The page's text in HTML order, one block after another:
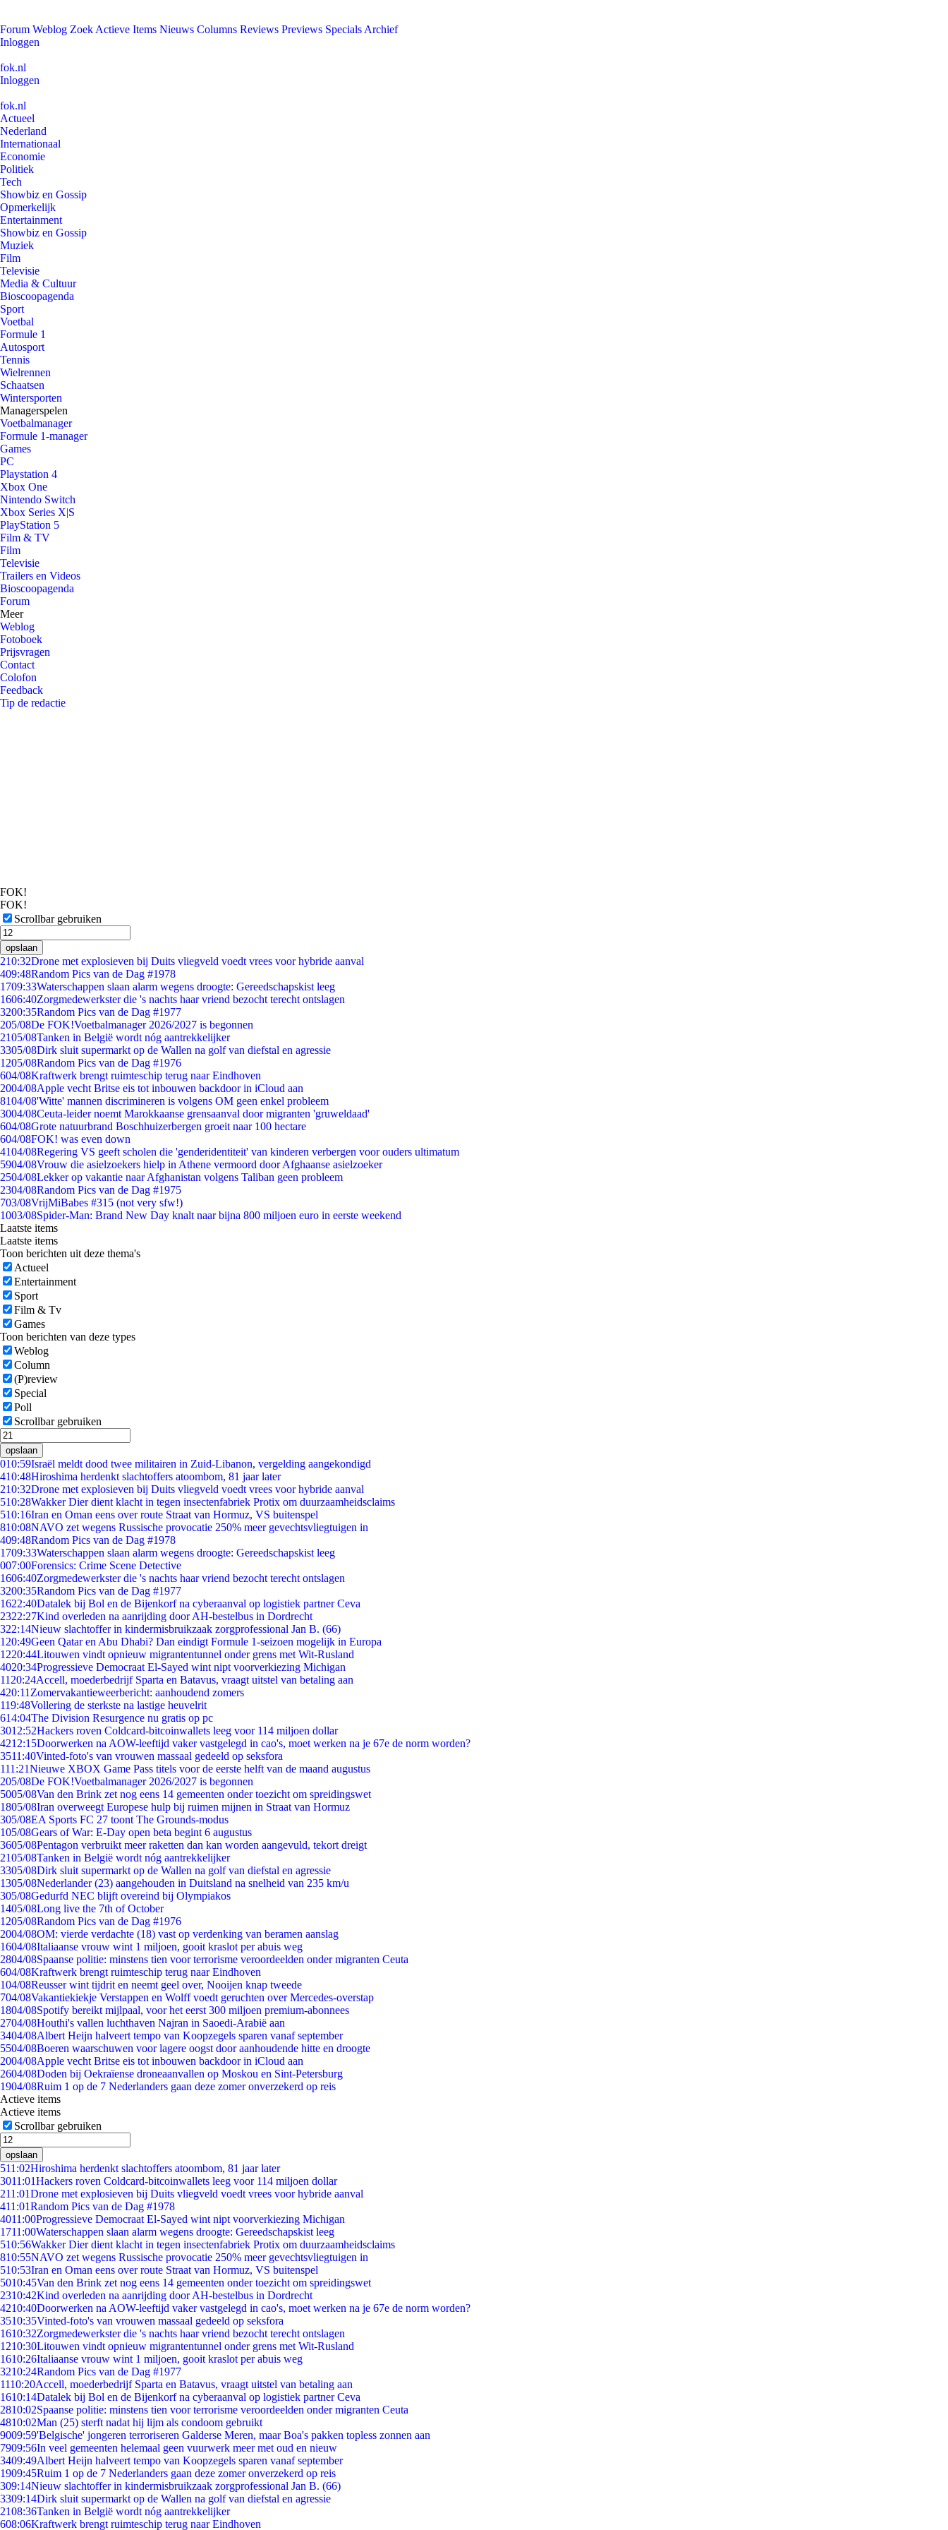
Forum Weblog Zoek Actieve Items Nieuws Columns Reviews Previews Specials Archief
Inloggen
fok.nl
Inloggen
fok.nl
Actueel
Nederland
Internationaal
Economie
Politiek
Tech
Showbiz en Gossip
Opmerkelijk
Entertainment
Showbiz en Gossip
Muziek
Film
Televisie
Media & Cultuur
Bioscoopagenda
Sport
Voetbal
Formule 1
Autosport
Tennis
Wielrennen
Schaatsen
Wintersporten
Managerspelen
Voetbalmanager
Formule 1-manager
Games
PC
Playstation 4
Xbox One
Nintendo Switch
Xbox Series X|S
PlayStation 5
Film & TV
Film
Televisie
Trailers en Videos
Bioscoopagenda
Forum
Meer
Weblog
Fotoboek
Prijsvragen
Contact
Colofon
Feedback
Tip de redactie
FOK!
FOK!
Scrollbar gebruiken
opslaan
210:32Drone met explosieven bij Duits vliegveld voedt vrees voor hybride aanval
409:48Random Pics van de Dag #1978
1709:33Waterschappen slaan alarm wegens droogte: Gereedschapskist leeg
1606:40Zorgmedewerkster die 's nachts haar vriend bezocht terecht ontslagen
3200:35Random Pics van de Dag #1977
205/08De FOK!Voetbalmanager 2026/2027 is begonnen
2105/08Tanken in België wordt nóg aantrekkelijker
3305/08Dirk sluit supermarkt op de Wallen na golf van diefstal en agressie
1205/08Random Pics van de Dag #1976
604/08Kraftwerk brengt ruimteschip terug naar Eindhoven
2004/08Apple vecht Britse eis tot inbouwen backdoor in iCloud aan
8104/08'Witte' mannen discrimineren is volgens OM geen enkel probleem
3004/08Ceuta-leider noemt Marokkaanse grensaanval door migranten 'gruweldaad'
604/08Grote natuurbrand Boschhuizerbergen groeit naar 100 hectare
604/08FOK! was even down
4104/08Regering VS geeft scholen die 'genderidentiteit' van kinderen verbergen voor ouders ultimatum
5904/08Vrouw die asielzoekers hielp in Athene vermoord door Afghaanse asielzoeker
2504/08Lekker op vakantie naar Afghanistan volgens Taliban geen probleem
2304/08Random Pics van de Dag #1975
703/08VrijMiBabes #315 (not very sfw!)
1003/08Spider-Man: Brand New Day knalt naar bijna 800 miljoen euro in eerste weekend
Laatste items
Laatste items
Toon berichten uit deze thema's
Actueel
Entertainment
Sport
Film & Tv
Games
Toon berichten van deze types
Weblog
Column
(P)review
Special
Poll
Scrollbar gebruiken
opslaan
010:59Israël meldt dood twee militairen in Zuid-Libanon, vergelding aangekondigd
410:48Hiroshima herdenkt slachtoffers atoombom, 81 jaar later
210:32Drone met explosieven bij Duits vliegveld voedt vrees voor hybride aanval
510:28Wakker Dier dient klacht in tegen insectenfabriek Protix om duurzaamheidsclaims
510:16Iran en Oman eens over route Straat van Hormuz, VS buitenspel
810:08NAVO zet wegens Russische provocatie 250% meer gevechtsvliegtuigen in
409:48Random Pics van de Dag #1978
1709:33Waterschappen slaan alarm wegens droogte: Gereedschapskist leeg
007:00Forensics: Crime Scene Detective
1606:40Zorgmedewerkster die 's nachts haar vriend bezocht terecht ontslagen
3200:35Random Pics van de Dag #1977
1622:40Datalek bij Bol en de Bijenkorf na cyberaanval op logistiek partner Ceva
2322:27Kind overleden na aanrijding door AH-bestelbus in Dordrecht
322:14Nieuw slachtoffer in kindermisbruikzaak zorgprofessional Jan B. (66)
1 20:49Geen Qatar en Abu Dhabi? Dan eindigt Formule 1-seizoen mogelijk in Europa
1220:44Litouwen vindt opnieuw migrantentunnel onder grens met Wit-Rusland
4020:34Progressieve Democraat El-Sayed wint nipt voorverkiezing Michigan
11 20:24Accell, moederbedrijf Sparta en Batavus, vraagt uitstel van betaling aan
420:11 Zomervakantieweerbericht: aanhoudend zomers
119:48Vollering de sterkste na lastige heuvelrit
614:04The Division Resurgence nu gratis op pc
3012:52Hackers roven Coldcard-bitcoinwallets leeg voor 114 miljoen dollar
4212:15Doorwerken na AOW-leeftijd vaker vastgelegd in cao's, moet werken na je 67e de norm worden?
3511:40Vinted-foto's van vrouwen massaal gedeeld op seksfora
111:21Nieuwe XBOX Game Pass titels voor de eerste helft van de maand augustus
205/08De FOK!Voetbalmanager 2026/2027 is begonnen
5005/08Van den Brink zet nog eens 14 gemeenten onder toezicht om spreidingswet
1805/08Iran overweegt Europese hulp bij ruimen mijnen in Straat van Hormuz
305/08EA Sports FC 27 toont The Grounds-modus
105/08Gears of War: E-Day open beta begint 6 augustus
3605/08Pentagon verbruikt meer raketten dan kan worden aangevuld, tekort dreigt
2105/08Tanken in België wordt nóg aantrekkelijker
3305/08Dirk sluit supermarkt op de Wallen na golf van diefstal en agressie
1305/08Nederlander (23) aangehouden in Duitsland na snelheid van 235 km/u
305/08Gedurfd NEC blijft overeind bij Olympiakos
1405/08Long live the 7th of October
1205/08Random Pics van de Dag #1976
2004/08OM: vierde verdachte (18) vast op verdenking van beramen aanslag
1604/08Italiaanse vrouw wint 1 miljoen, gooit kraslot per abuis weg
2804/08Spaanse politie: minstens tien voor terrorisme veroordeelden onder migranten Ceuta
604/08Kraftwerk brengt ruimteschip terug naar Eindhoven
104/08Reusser wint tijdrit en neemt geel over, Nooijen knap tweede
704/08Vakantiekiekje Verstappen en Wolff voedt geruchten over Mercedes-overstap
1804/08Spotify bereikt mijlpaal, voor het eerst 300 miljoen premium-abonnees
2704/08Houthi's vallen luchthaven Najran in Saoedi-Arabië aan
3404/08Albert Heijn halveert tempo van Koopzegels sparen vanaf september
5504/08Boeren waarschuwen voor lagere oogst door aanhoudende hitte en droogte
2004/08Apple vecht Britse eis tot inbouwen backdoor in iCloud aan
2604/08Doden bij Oekraïense droneaanvallen op Moskou en Sint-Petersburg
1904/08Ruim 1 op de 7 Nederlanders gaan deze zomer onverzekerd op reis
Actieve items
Actieve items
Scrollbar gebruiken
opslaan
511:02Hiroshima herdenkt slachtoffers atoombom, 81 jaar later
3011:01Hackers roven Coldcard-bitcoinwallets leeg voor 114 miljoen dollar
211:01Drone met explosieven bij Duits vliegveld voedt vrees voor hybride aanval
411:01Random Pics van de Dag #1978
4011:00Progressieve Democraat El-Sayed wint nipt voorverkiezing Michigan
1711:00Waterschappen slaan alarm wegens droogte: Gereedschapskist leeg
510:56Wakker Dier dient klacht in tegen insectenfabriek Protix om duurzaamheidsclaims
810:55NAVO zet wegens Russische provocatie 250% meer gevechtsvliegtuigen in
510:53Iran en Oman eens over route Straat van Hormuz, VS buitenspel
5010:45Van den Brink zet nog eens 14 gemeenten onder toezicht om spreidingswet
2310:42Kind overleden na aanrijding door AH-bestelbus in Dordrecht
4210:40Doorwerken na AOW-leeftijd vaker vastgelegd in cao's, moet werken na je 67e de norm worden?
3510:35Vinted-foto's van vrouwen massaal gedeeld op seksfora
1610:32Zorgmedewerkster die 's nachts haar vriend bezocht terecht ontslagen
1210:30Litouwen vindt opnieuw migrantentunnel onder grens met Wit-Rusland
1610:26Italiaanse vrouw wint 1 miljoen, gooit kraslot per abuis weg
3210:24Random Pics van de Dag #1977
1110:20Accell, moederbedrijf Sparta en Batavus, vraagt uitstel van betaling aan
1610:14Datalek bij Bol en de Bijenkorf na cyberaanval op logistiek partner Ceva
2810:02Spaanse politie: minstens tien voor terrorisme veroordeelden onder migranten Ceuta
4810:02Man (25) sterft nadat hij lijm als condoom gebruikt
9009:59'Belgische' jongeren terroriseren Galderse Meren, maar Boa's pakken topless zonnen aan
7909:56In veel gemeenten helemaal geen vuurwerk meer met oud en nieuw
3409:49Albert Heijn halveert tempo van Koopzegels sparen vanaf september
1909:45Ruim 1 op de 7 Nederlanders gaan deze zomer onverzekerd op reis
309:14Nieuw slachtoffer in kindermisbruikzaak zorgprofessional Jan B. (66)
3309:14Dirk sluit supermarkt op de Wallen na golf van diefstal en agressie
2108:36Tanken in België wordt nóg aantrekkelijker
608:06Kraftwerk brengt ruimteschip terug naar Eindhoven